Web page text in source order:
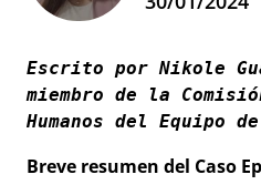
Escrito por Nikole
miembro de la
Humanos del Equipo
Breve resumen del Caso